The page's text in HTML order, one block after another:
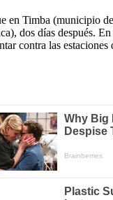
en Timba (municipio
dos días después.
contra las estaciones